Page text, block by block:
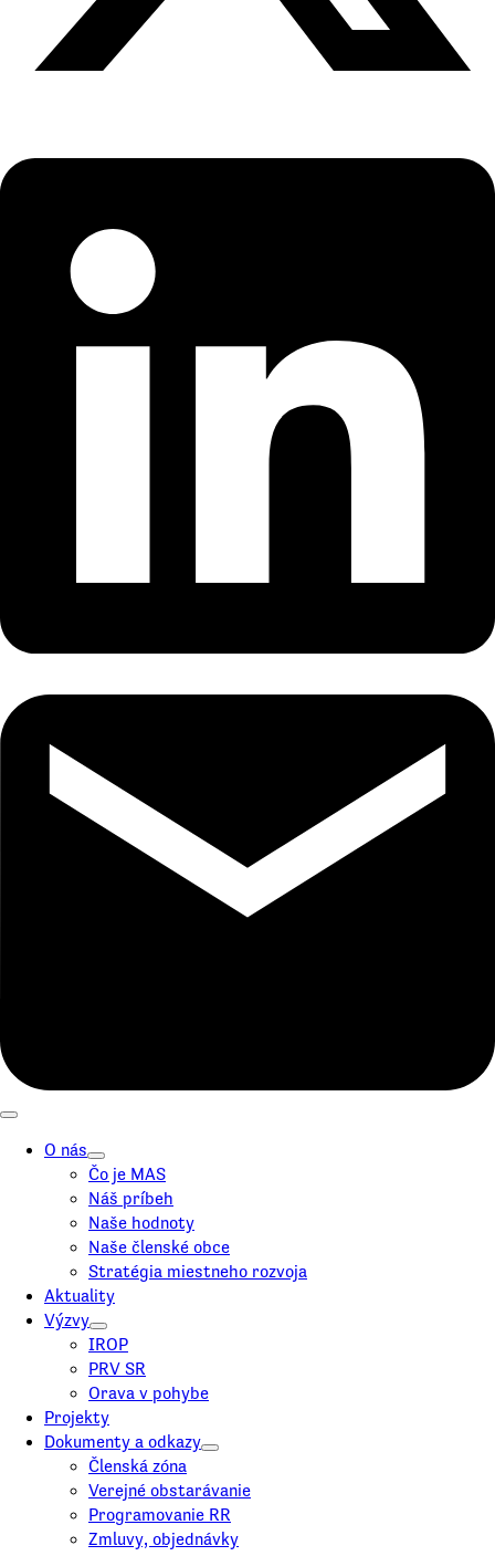
O nás
Čo je MAS
Náš príbeh
Naše hodnoty
Naše členské obce
Stratégia miestneho rozvoja
Aktuality
Výzvy
IROP
PRV SR
Orava v pohybe
Projekty
Dokumenty a odkazy
Členská zóna
Verejné obstarávanie
Programovanie RR
Zmluvy, objednávky